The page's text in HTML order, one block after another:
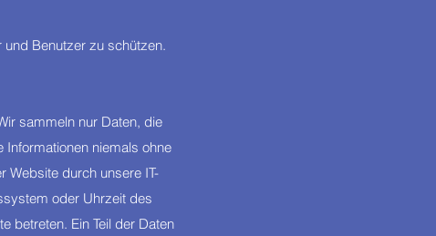
Benutzer zu schützen.
sammeln nur Daten, die
niemals ohne
Website durch unsere IT-
oder Uhrzeit des
betreten. Ein Teil der Daten